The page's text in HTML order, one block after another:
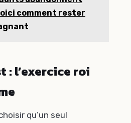
comment rester
: l’exercice roi
qu’un seul